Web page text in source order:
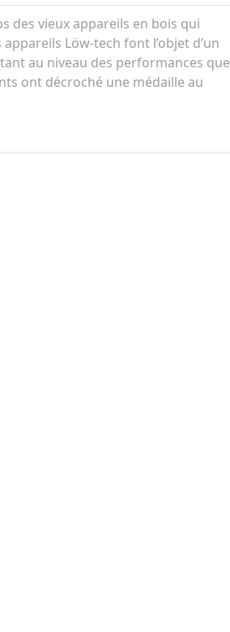
énergies
des vieux appareils en bois qui
Löw-tech font l’objet d’un
au niveau des performances que
ont décroché une médaille au